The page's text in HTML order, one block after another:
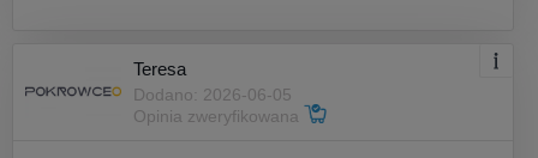
Teresa
Dodano: 2026-06-05
Opinia zweryfikowana